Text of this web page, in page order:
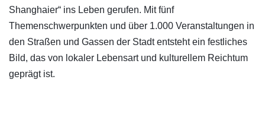
Shanghaier“ ins Leben gerufen. Mit fünf
Themenschwerpunkten und über 1.000 Veranstaltungen in
den Straßen und Gassen der Stadt entsteht ein festliches
Bild, das von lokaler Lebensart und kulturellem Reichtum
geprägt ist.